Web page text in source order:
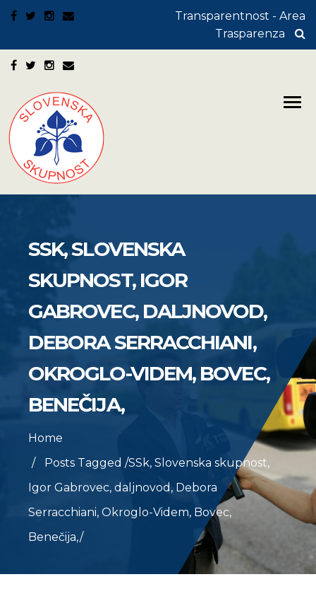
Transparentnost - Area
Trasparenza
SSK, SLOVENSKA
SKUPNOST, IGOR
GABROVEC, DALJNOVOD,
DEBORA SERRACCHIANI,
OKROGLO-VIDEM, BOVEC,
BENEČIJA,
Home
Posts Tagged /SSk, Slovenska skupnost,
Igor Gabrovec, daljnovod, Debora
Serracchiani, Okroglo-Videm, Bovec,
Benečija,/